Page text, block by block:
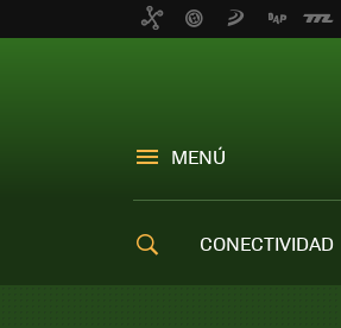
MENÚ
CONECTIVIDAD